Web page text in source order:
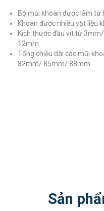
Bộ mũi khoan được làm từ
Khoan được nhiều vật liệu
Kích thước đầu vít từ
12mm
Tổng chiều dài các mũi
82mm/ 85mm/ 88mm
Sản